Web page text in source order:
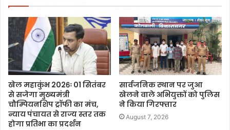
खेल महाकुंभ 2026ः 01 सितंबर
से सजेगा मुख्यमंत्री
चौम्पियनशिप ट्रॉफी का मंच,
न्याय पंचायत से राज्य स्तर तक
होगा प्रतिभा का प्रदर्शन
सार्वजनिक स्थान पर जुआ
खेलने वाले अभियुक्तों को पुलिस
ने किया गिरफ्तार
August 7, 2026